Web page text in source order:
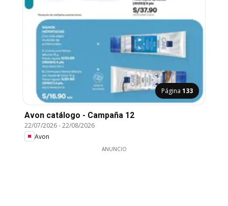
Página 133
Avon catálogo - Campaña 12
22/07/2026-22/08/2026
Avon
ANUNCIO